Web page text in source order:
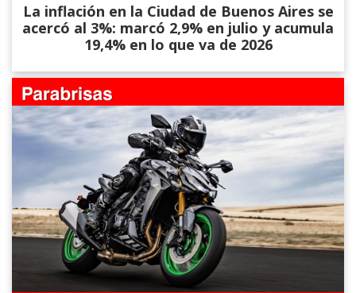
La inflación en la Ciudad de Buenos Aires se
acercó al 3%: marcó 2,9% en julio y acumula
19,4% en lo que va de 2026